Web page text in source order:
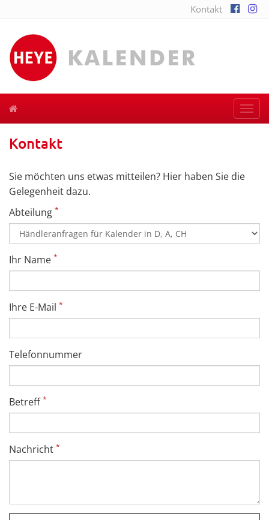
Kontakt
Kontakt
Sie möchten uns etwas mitteilen? Hier haben Sie die
Gelegenheit dazu.
Abteilung *
Ihr Name *
Ihre E-Mail *
Telefonnummer
Betreff*
Nachricht *